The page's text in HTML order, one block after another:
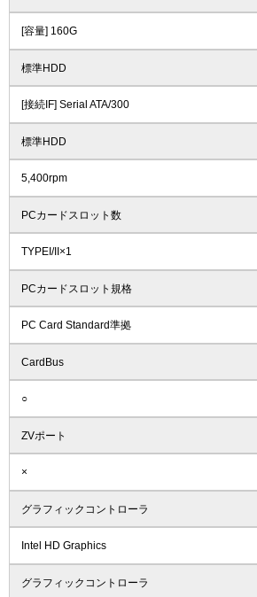
[容量] 160G
標準HDD
[接続IF] Serial ATA/300
標準HDD
5,400rpm
PCカードスロット数
TYPEI/II×1
PCカードスロット規格
PC Card Standard準拠
CardBus
○
ZVポート
×
グラフィックコントローラ
Intel HD Graphics
グラフィックコントローラ